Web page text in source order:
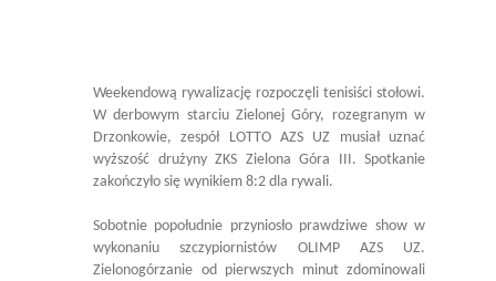
Weekendową rywalizację rozpoczęli tenisiści stołowi.
W derbowym starciu Zielonej Góry, rozegranym w
Drzonkowie, zespół LOTTO AZS UZ musiał uznać
wyższość drużyny ZKS Zielona Góra III. Spotkanie
zakończyło się wynikiem 8:2 dla rywali.
Sobotnie popołudnie przyniosło prawdziwe show w
wykonaniu szczypiornistów OLIMP AZS UZ.
Zielonogórzanie od pierwszych minut zdominowali